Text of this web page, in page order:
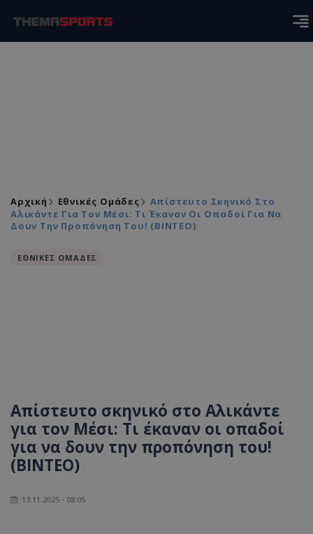
Αρχική Εθνικές Ομάδες
Απίστευτο Σκηνικό Στο
Αλικάντε Για Τον Μέσι: Τι Έκαναν Οι Οπαδοί Για Να
Δουν Την Προπόνηση Του! (ΒΙΝΤΕΟ)
ΕΘΝΙΚΕΣ ΟΜΑΔΕΣ
Απίστευτο σκηνικό στο Αλικάντε
για τον Μέσι: Τι έκαναν οι οπαδοί
για να δουν την προπόνηση του!
(ΒΙΝΤΕΟ)
13.11.2025 - 08:05